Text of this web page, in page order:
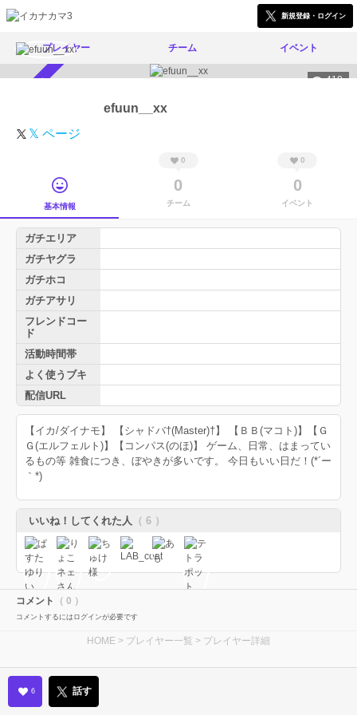
新規登録・ログイン
プレイヤー チーム イベント
419
efuun__xx
𝕏 ページ
基本情報
0
0
チーム
0
0
イベント
ガチエリア
ガチヤグラ
ガチホコ
ガチアサリ
フレンドコー
ド
活動時間帯
よく使うブキ
配信URL
【イカ/ダイナモ】 【シャドバ†(Master)†】 【ＢＢ(マコト)】【Ｇ
Ｇ(エルフェルト)】【コンパス(のほ)】 ゲーム、日常、はまってい
るもの等 雑食につき、ぼやきが多いです。 今日もいい日だ！(*´ー
｀*)
いいね！してくれた人 （ 6 ）
コメント （ 0 ）
コメントするにはログインが必要です
HOME > プレイヤー一覧 > プレイヤー詳細
6 話す